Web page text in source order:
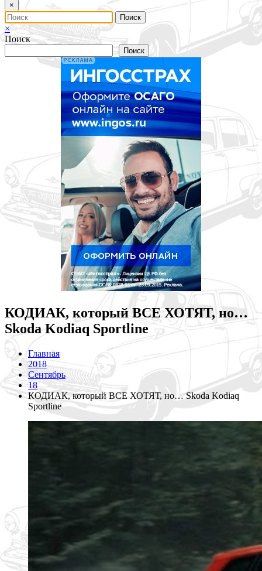
×
×
Поиск
Поиск
КОДИАК, который ВСЕ ХОТЯТ, но…
Skoda Kodiaq Sportline
Главная
2018
Сентябрь
18
КОДИАК, который ВСЕ ХОТЯТ, но… Skoda Kodiaq
Sportline